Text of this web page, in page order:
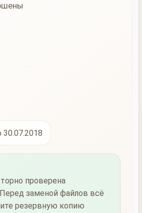
30.07.2018
проверена
заменой файлов всё
резервную копию